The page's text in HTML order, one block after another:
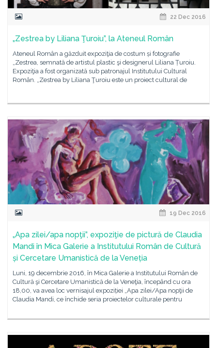
22 Dec 2016
„Zestrea by Liliana Ţuroiu”, la Ateneul Român
Ateneul Român a găzduit expoziţia de costum și fotografie
„Zestrea, semnată de artistul plastic şi designerul Liliana Țuroiu.
Expoziţia a fost organizată sub patronajul Institutului Cultural
Român. „Zestrea by Liliana Ţuroiu este un proiect cultural de
19 Dec 2016
„Apa zilei/apa nopţii”, expoziţie de pictură de Claudia
Mandi în Mica Galerie a Institutului Român de Cultură
și Cercetare Umanistică de la Veneția
Luni, 19 decembrie 2016, în Mica Galerie a Institutului Român de
Cultură şi Cercetare Umanistică de la Veneţia, începând cu ora
18,00, va avea loc vernisajul expoziției „Apa zilei/Apa nopţii de
Claudia Mandi, ce închide seria proiectelor culturale pentru